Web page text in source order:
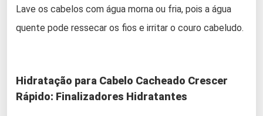
Lave os cabelos com água morna ou fria, pois a água
quente pode ressecar os fios e irritar o couro cabeludo.
Hidratação para Cabelo Cacheado Crescer
Rápido: Finalizadores Hidratantes